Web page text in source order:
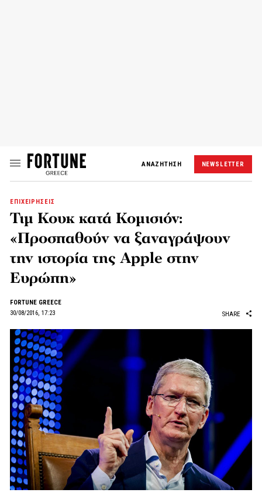
ΑΝΑΖΗΤΗΣΗ NEWSLETTER
ΕΠΙΧΕΙΡΗΣΕΙΣ
Τιμ Κουκ κατά Κομισιόν:
«Προσπαθούν να ξαναγράψουν
την ιστορία της Apple στην
Ευρώπη»
FORTUNE GREECE
30/08/2016, 17:23
SHARE